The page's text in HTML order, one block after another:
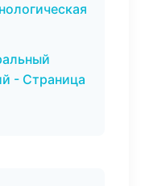
- Страница